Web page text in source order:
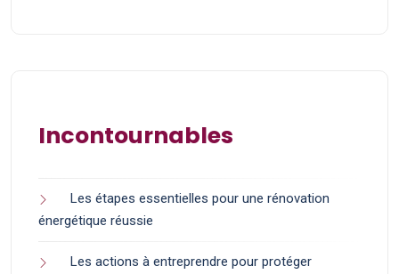
Incontournables
Les étapes essentielles pour une rénovation
énergétique réussie
Les actions à entreprendre pour protéger